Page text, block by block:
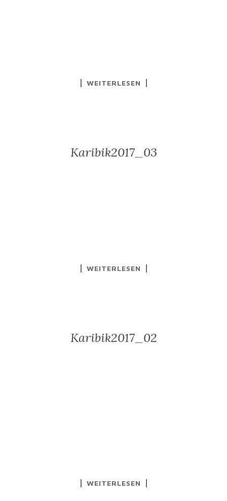
WEITERLESEN
Karibik2017_03
WEITERLESEN
Karibik2017_02
WEITERLESEN